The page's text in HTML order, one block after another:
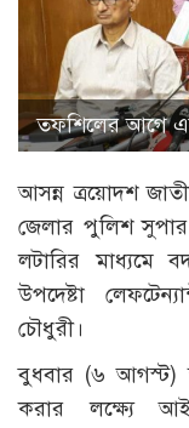
তফশিলের আগে
আসন্ন ত্রয়োদশ
জেলার পুলিশ সুপার
লটারির মাধ্যমে
উপদেষ্টা
চৌধুরী।
বুধবার (৬ আগস্ট)
করার লক্ষ্যে